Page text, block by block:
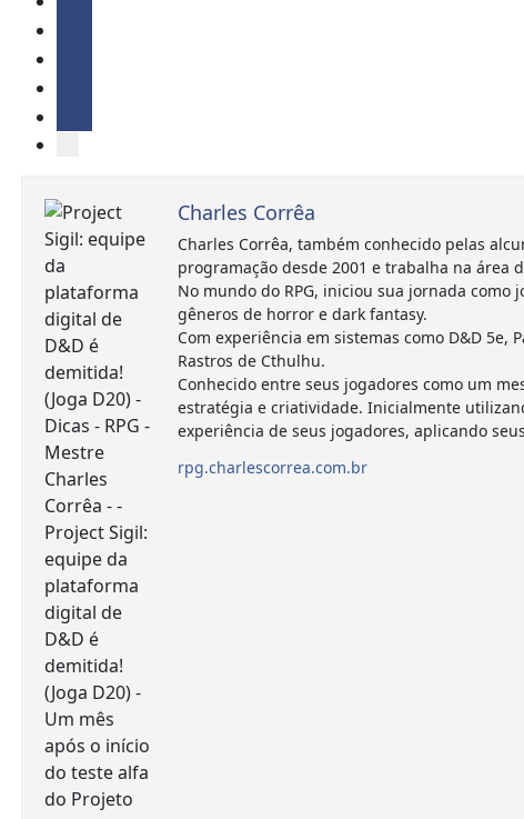
Charles Corrêa
Charles Corrêa, também conhecido pelas
programação desde 2001 e trabalha na área
No mundo do RPG, iniciou sua jornada como
gêneros de horror e dark fantasy.
Com experiência em sistemas como D&D
Rastros de Cthulhu.
Conhecido entre seus jogadores como um
estratégia e criatividade. Inicialmente
experiência de seus jogadores, aplicando
rpg.charlescorrea.com.br